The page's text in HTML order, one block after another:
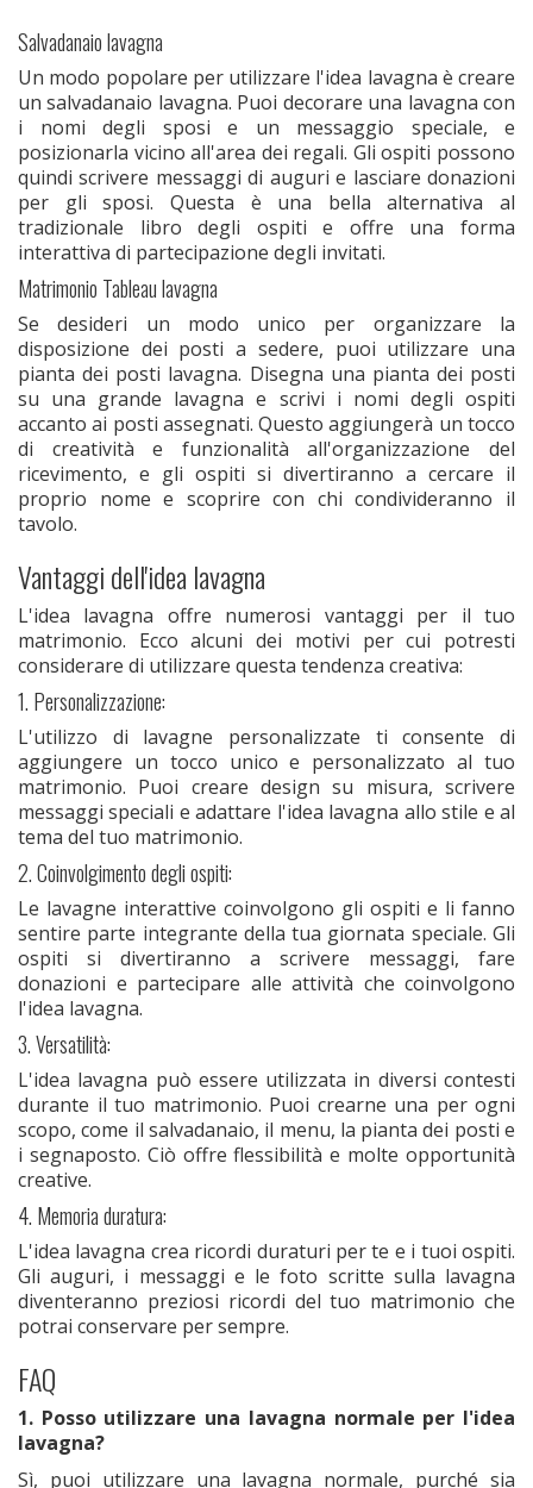
Salvadanaio lavagna
Un modo popolare per utilizzare l'idea lavagna è creare
un salvadanaio lavagna. Puoi decorare una lavagna con
i nomi degli sposi e un messaggio speciale, e
posizionarla vicino all'area dei regali. Gli ospiti possono
quindi scrivere messaggi di auguri e lasciare donazioni
per gli sposi. Questa è una bella alternativa al
tradizionale libro degli ospiti e offre una forma
interattiva di partecipazione degli invitati.
Matrimonio Tableau lavagna
Se desideri un modo unico per organizzare la
disposizione dei posti a sedere, puoi utilizzare una
pianta dei posti lavagna. Disegna una pianta dei posti
su una grande lavagna e scrivi i nomi degli ospiti
accanto ai posti assegnati. Questo aggiungerà un tocco
di creatività e funzionalità all'organizzazione del
ricevimento, e gli ospiti si divertiranno a cercare il
proprio nome e scoprire con chi condivideranno il
tavolo.
Vantaggi dell'idea lavagna
L'idea lavagna offre numerosi vantaggi per il tuo
matrimonio. Ecco alcuni dei motivi per cui potresti
considerare di utilizzare questa tendenza creativa:
1. Personalizzazione:
L'utilizzo di lavagne personalizzate ti consente di
aggiungere un tocco unico e personalizzato al tuo
matrimonio. Puoi creare design su misura, scrivere
messaggi speciali e adattare l'idea lavagna allo stile e al
tema del tuo matrimonio.
2. Coinvolgimento degli ospiti:
Le lavagne interattive coinvolgono gli ospiti e li fanno
sentire parte integrante della tua giornata speciale. Gli
ospiti si divertiranno a scrivere messaggi, fare
donazioni e partecipare alle attività che coinvolgono
l'idea lavagna.
3. Versatilità:
L'idea lavagna può essere utilizzata in diversi contesti
durante il tuo matrimonio. Puoi crearne una per ogni
scopo, come il salvadanaio, il menu, la pianta dei posti e
i segnaposto. Ciò offre flessibilità e molte opportunità
creative.
4. Memoria duratura:
L'idea lavagna crea ricordi duraturi per te e i tuoi ospiti.
Gli auguri, i messaggi e le foto scritte sulla lavagna
diventeranno preziosi ricordi del tuo matrimonio che
potrai conservare per sempre.
FAQ
1. Posso utilizzare una lavagna normale per l'idea
lavagna?
Sì, puoi utilizzare una lavagna normale, purché sia